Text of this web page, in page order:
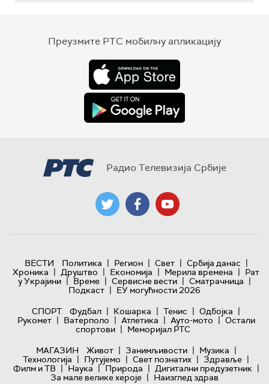
Преузмите РТС мобилну апликацију
Радио Телевизија Србије
ВЕСТИ Политика | Регион | Свет | Србија данас |
Хроника | Друштво | Економија | Мерила времена | Рат
у Украјини | Време | Сервисне вести | Сматрачница |
Подкаст | ЕУ могућности 2026
СПОРТ
Фудбал | Кошарка | Тенис | Одбојка |
Рукомет | Ватерполо | Атлетика | Ауто-мото | Остали
спортови | Меморијал РТС
МАГАЗИН
Живот | Занимљивости | Музика |
Технологијa | Путујемо | Свет познатих | Здравље |
Филм и ТВ | Наука | Природа | Дигитални предузетник |
За мале велике хероје | Наизглед здрав